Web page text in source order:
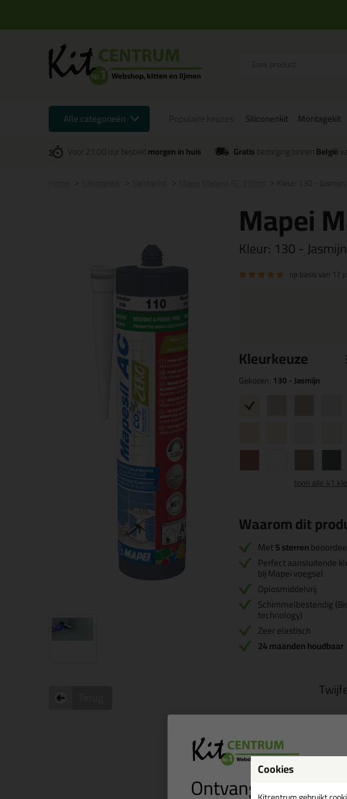
Alle categorieën Siliconenkit Montagekit
Voor 21:00 uur besteldmorgen in huis Gratisbezorging binnenBelgië
Kleur: 130 - Jasmijn
Mapei
Kleur: 130 - Jasmijn
op basis van 17
Kleurkeuze
Gekozen: 130 - Jasmijn
toonalle 41
Waarom dit
Met5 sterren
Perfect aansluitende
bij Mapei voegsel
Oplosmiddelvrij
Schimmelbestendig
technology)
Zeer elastisch
24 maanden houdbaar
Omschrijving
Cookies
Ontvang een